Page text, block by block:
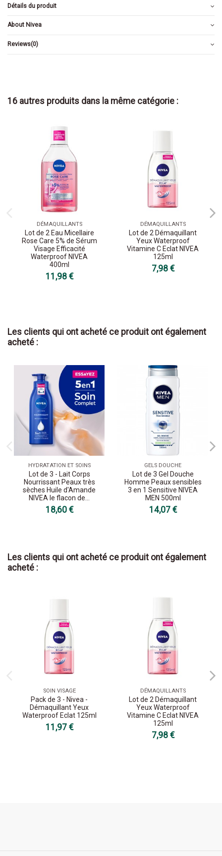
Détails du produit
About Nivea
Reviews(0)
16 autres produits dans la même catégorie :
DÉMAQUILLANTS
Lot de 2 Eau Micellaire
Rose Care 5% de Sérum
Visage Efficacité
Waterproof NIVEA
400ml
11,98 €
DÉMAQUILLANTS
Lot de 2 Démaquillant
Yeux Waterproof
Vitamine C Eclat NIVEA
125ml
7,98 €
Les clients qui ont acheté ce produit ont également
acheté :
HYDRATATION ET SOINS
Lot de 3 - Lait Corps
Nourrissant Peaux très
sèches Huile d'Amande
NIVEA le flacon de...
18,60 €
GELS DOUCHE
Lot de 3 Gel Douche
Homme Peaux sensibles
3 en 1 Sensitive NIVEA
MEN 500ml
14,07 €
Les clients qui ont acheté ce produit ont également
acheté :
SOIN VISAGE
Pack de 3 - Nivea -
Démaquillant Yeux
Waterproof Eclat 125ml
11,97 €
DÉMAQUILLANTS
Lot de 2 Démaquillant
Yeux Waterproof
Vitamine C Eclat NIVEA
125ml
7,98 €